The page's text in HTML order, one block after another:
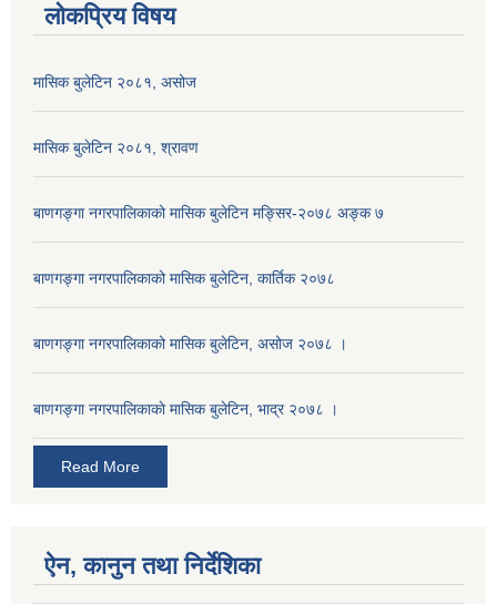
लोकप्रिय विषय
मासिक बुलेटिन २०८१, असोज
मासिक बुलेटिन २०८१, श्रावण
बाणगङ्गा नगरपालिकाको मासिक बुलेटिन मङ्सिर-२०७८ अङ्क ७
बाणगङ्गा नगरपालिकाको मासिक बुलेटिन, कार्तिक २०७८
बाणगङ्गा नगरपालिकाको मासिक बुलेटिन, असोज २०७८ ।
बाणगङ्गा नगरपालिकाकाे मासिक बुलेटिन, भाद्र २०७८ ।
Read More
ऐन, कानुन तथा निर्देशिका